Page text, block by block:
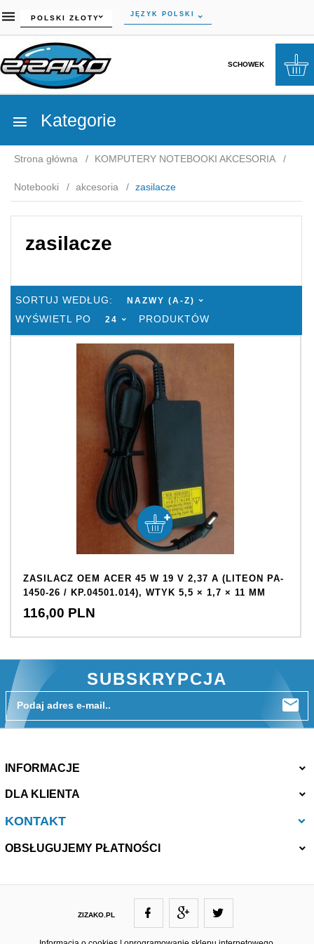
currency_h
POLSKI ZŁOTY JĘZYK POLSKI
SCHOWEK
Kategorie
Strona główna KOMPUTERY NOTEBOOKI AKCESORIA
Notebooki akcesoria zasilacze
zasilacze
SORTUJ WEDŁUG: SORT
NAZWY (A-Z)
WYŚWIETL PO POP
24 PRODUKTÓW
ZASILACZ OEM ACER 45 W 19 V 2,37 A (LITEON PA-
1450-26 / KP.04501.014), WTYK 5,5 × 1,7 × 11 MM
116,00 PLN
SUBSKRYPCJA
Podaj adres e-mail..
INFORMACJE
DLA KLIENTA
KONTAKT
ZIZAKO@ZIZAKO.PL
OBSŁUGUJEMY PŁATNOŚCI
ZIZAKO.PL